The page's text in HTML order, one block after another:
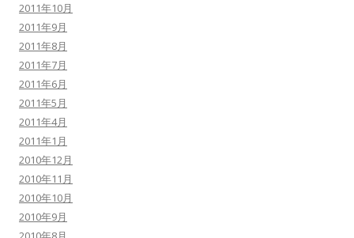
2011年10月
2011年9月
2011年8月
2011年7月
2011年6月
2011年5月
2011年4月
2011年1月
2010年12月
2010年11月
2010年10月
2010年9月